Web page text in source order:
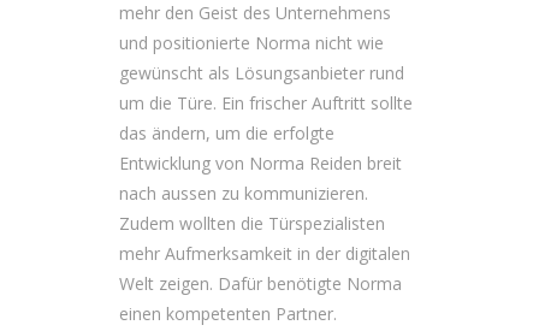
mehr den Geist des Unternehmens
und positionierte Norma nicht wie
gewünscht als Lösungsanbieter rund
um die Türe. Ein frischer Auftritt sollte
das ändern, um die erfolgte
Entwicklung von Norma Reiden breit
nach aussen zu kommunizieren.
Zudem wollten die Türspezialisten
mehr Aufmerksamkeit in der digitalen
Welt zeigen. Dafür benötigte Norma
einen kompetenten Partner.